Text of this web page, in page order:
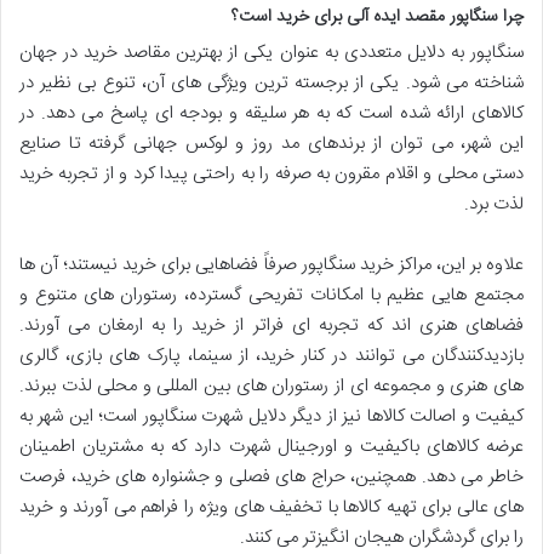
چرا سنگاپور مقصد ایده آلی برای خرید است؟
سنگاپور به دلایل متعددی به عنوان یکی از بهترین مقاصد خرید در جهان
شناخته می شود. یکی از برجسته ترین ویژگی های آن، تنوع بی نظیر در
کالاهای ارائه شده است که به هر سلیقه و بودجه ای پاسخ می دهد. در
این شهر، می توان از برندهای مد روز و لوکس جهانی گرفته تا صنایع
دستی محلی و اقلام مقرون به صرفه را به راحتی پیدا کرد و از تجربه خرید
لذت برد.
علاوه بر این، مراکز خرید سنگاپور صرفاً فضاهایی برای خرید نیستند؛ آن ها
مجتمع هایی عظیم با امکانات تفریحی گسترده، رستوران های متنوع و
فضاهای هنری اند که تجربه ای فراتر از خرید را به ارمغان می آورند.
بازدیدکنندگان می توانند در کنار خرید، از سینما، پارک های بازی، گالری
های هنری و مجموعه ای از رستوران های بین المللی و محلی لذت ببرند.
کیفیت و اصالت کالاها نیز از دیگر دلایل شهرت سنگاپور است؛ این شهر به
عرضه کالاهای باکیفیت و اورجینال شهرت دارد که به مشتریان اطمینان
خاطر می دهد. همچنین، حراج های فصلی و جشنواره های خرید، فرصت
های عالی برای تهیه کالاها با تخفیف های ویژه را فراهم می آورند و خرید
را برای گردشگران هیجان انگیزتر می کنند.